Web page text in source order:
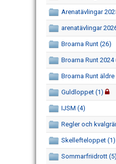
Arenatävlingar
arenatävlingar
Broarna Runt (26)
Broarna Runt 2024
Broarna Runt
Guldloppet (1)
IJSM (4)
Regler och
Skellefteloppet (1)
Sommarfriidrott (5)